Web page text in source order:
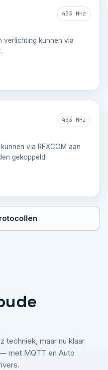
433 MHz
verlichting kunnen via
433 MHz
via RFXCOM aan
gekoppeld.
techniek, maar nu klaar
met MQTT en Auto